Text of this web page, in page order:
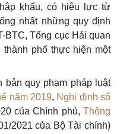
khẩu, có hiệu lực từ
nhất những quy định
BTC, Tổng cục Hải quan
phố thực hiện một
bản quy phạm pháp luật
năm 2019, Nghị định số
của Chính phủ, Thông
2021 của Bộ Tài chính)